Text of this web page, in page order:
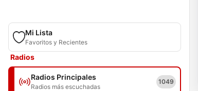
Mi Lista
Favoritos y Recientes
Radios
Radios Principales
Radios más escuchadas
1049